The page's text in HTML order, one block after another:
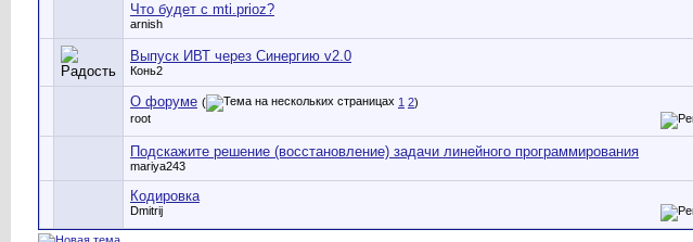
Что будет с mti.prioz?
arnish
Выпуск ИВТ через Синергию v2.0
Конь2
О форуме ( 1 2)
root
Подскажите решение (восстановление) задачи линейного программирования
mariya243
Кодировка
Dmitrij